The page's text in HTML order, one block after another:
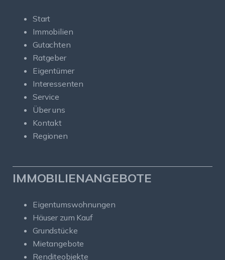
Start
Immobilien
Gutachten
Ratgeber
Eigentümer
Interessenten
Service
Über uns
Kontakt
Regionen
IMMOBILIENANGEBOTE
Eigentumswohnungen
Häuser zum Kauf
Grundstücke
Mietangebote
Renditeobjekte